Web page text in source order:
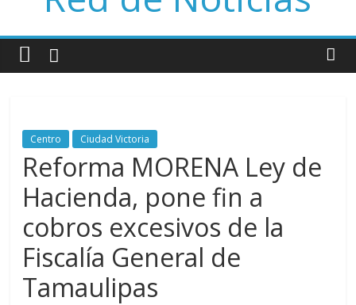
Centro Ciudad Victoria
Reforma MORENA Ley de
Hacienda, pone fin a
cobros excesivos de la
Fiscalía General de
Tamaulipas